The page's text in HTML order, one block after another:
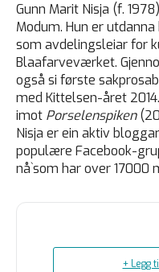
Gunn Marit Nisja (f.
Modum. Hun er
som avdelingsleiar for
Blaafarveværket.
også si første
med Kittelsen-året
imot Porselenspiken
Nisja er ein aktiv
populære Facebook-
nå`som har over 17000
+ Legg